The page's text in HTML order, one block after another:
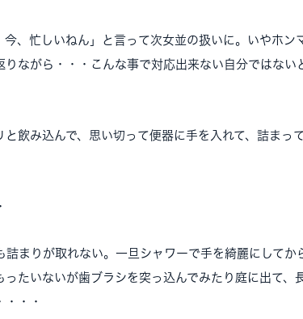
、忙しいねん」と言って次女並の扱いに。いやホン
ながら・・・こんな事で対応出来ない自分ではない
飲み込んで、思い切って便器に手を入れて、詰まっ
まりが取れない。一旦シャワーで手を綺麗にしてか
ったいないが歯ブラシを突っ込んでみたり庭に出て、
・・